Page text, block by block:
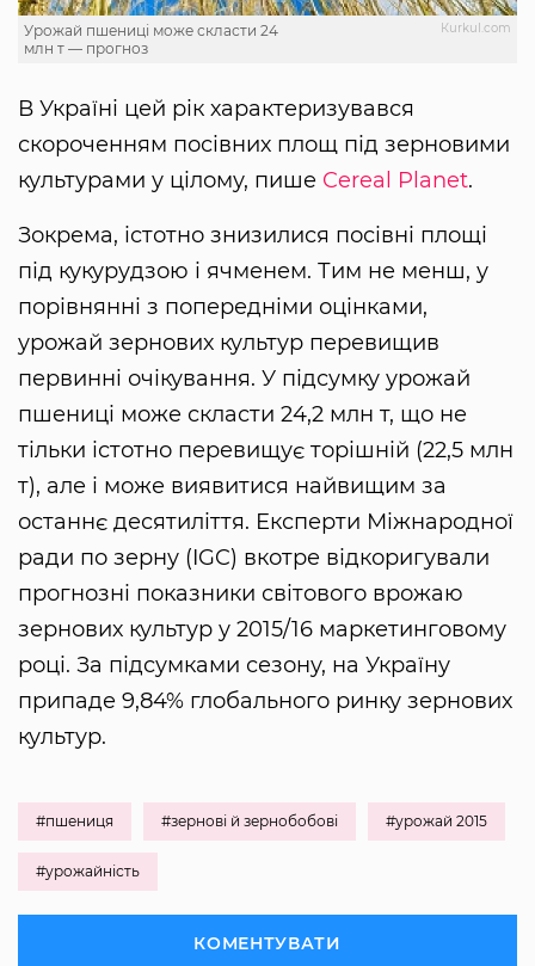
Кurkul.com
Урожай пшениці може скласти 24
млн т — прогноз
В Україні цей рік характеризувався
скороченням посівних площ під зерновими
культурами у цілому, пише Cereal Planet.
Зокрема, істотно знизилися посівні площі
під кукурудзою і ячменем. Тим не менш, у
порівнянні з попередніми оцінками,
урожай зернових культур перевищив
первинні очікування. У підсумку урожай
пшениці може скласти 24,2 млн т, що не
тільки істотно перевищує торішній (22,5 млн
т), але і може виявитися найвищим за
останнє десятиліття. Експерти Міжнародної
ради по зерну (IGC) вкотре відкоригували
прогнозні показники світового врожаю
зернових культур у 2015/16 маркетинговому
році. За підсумками сезону, на Україну
припаде 9,84% глобального ринку зернових
культур.
#пшениця #зернові й зернобобові #урожай 2015
#урожайність
КОМЕНТУВАТИ